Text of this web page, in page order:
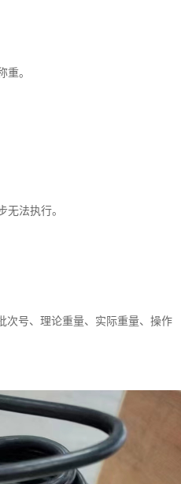
重。
法执行。
次号、理论重量、实际重量、操作